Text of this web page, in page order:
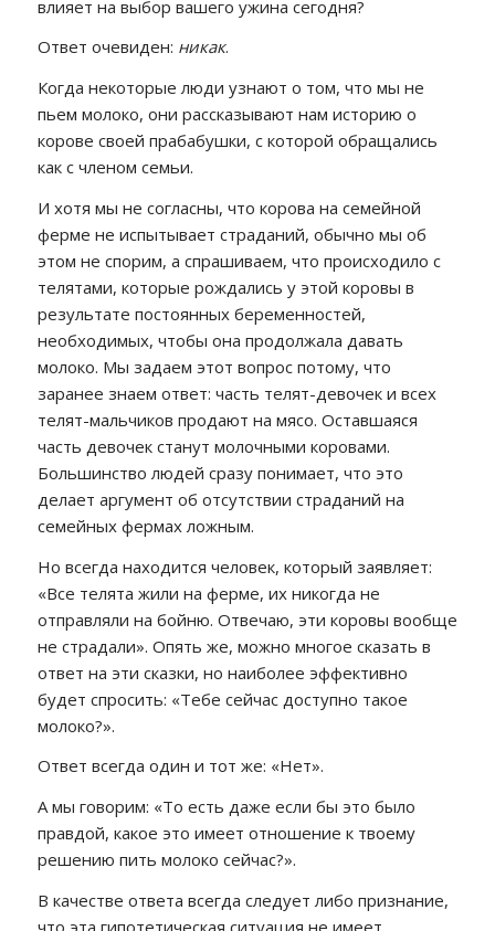
влияет на выбор вашего ужина сегодня?
Ответ очевиден: никак.
Когда некоторые люди узнают о том, что мы не
пьем молоко, они рассказывают нам историю о
корове своей прабабушки, с которой обращались
как с членом семьи.
И хотя мы не согласны, что корова на семейной
ферме не испытывает страданий, обычно мы об
этом не спорим, а спрашиваем, что происходило с
телятами, которые рождались у этой коровы в
результате постоянных беременностей,
необходимых, чтобы она продолжала давать
молоко. Мы задаем этот вопрос потому, что
заранее знаем ответ: часть телят-девочек и всех
телят-мальчиков продают на мясо. Оставшаяся
часть девочек станут молочными коровами.
Большинство людей сразу понимает, что это
делает аргумент об отсутствии страданий на
семейных фермах ложным.
Но всегда находится человек, который заявляет:
«Все телята жили на ферме, их никогда не
отправляли на бойню. Отвечаю, эти коровы вообще
не страдали». Опять же, можно многое сказать в
ответ на эти сказки, но наиболее эффективно
будет спросить: «Тебе сейчас доступно такое
молоко?».
Ответ всегда один и тот же: «Нет».
А мы говорим: «То есть даже если бы это было
правдой, какое это имеет отношение к твоему
решению пить молоко сейчас?».
В качестве ответа всегда следует либо признание,
что эта гипотетическая ситуация не имеет